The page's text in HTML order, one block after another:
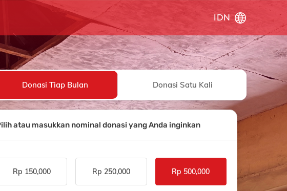
IDN
Donasi Tiap Bulan Donasi Satu Kali
atau masukkan nominal donasi yang Anda inginkan
Rp 150,000 Rp 250,000 Rp 500,000